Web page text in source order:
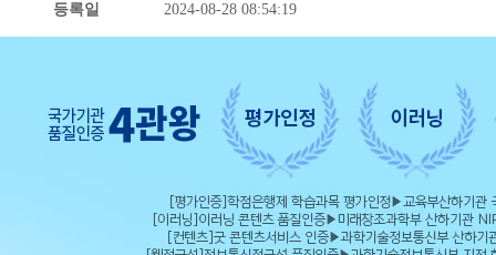
등록일
2024-08-28 08:54:19